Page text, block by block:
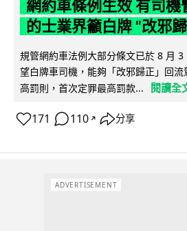
網約車條例生效 有司機
的士業界籲白牌 "改邪
規管網約車法例大部分條文已於 8 月
望白牌車司機，能夠「改邪歸正」回
高罰則，首次定罪最高罰款...
閱讀全
171 110 ↗ 分享
ADVERTISEMENT